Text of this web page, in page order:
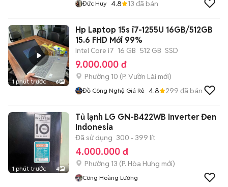
Đức Huy 4.8 13 đã bán
1 phút trước 6
Hp Laptop 15s i7-1255U 16GB/512GB
15.6 FHD Mới 99%
Intel Core i7 16 GB 512 GB SSD
9.000.000 đ
Phường 10 (P. Vườn Lài mới)
Đồ Công Nghệ Giá Rẻ 4.8 299 đã bán
1 phút trước 4
Tủ lạnh LG GN-B422WB Inverter Đen
Indonesia
Đã sử dụng 300 - 399 lít
4.000.000 đ
Phường 13 (P. Hòa Hưng mới)
Công Hoàng Lương